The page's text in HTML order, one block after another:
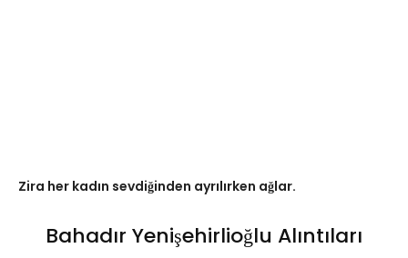
Zira her kadın sevdiğinden ayrılırken ağlar.
Bahadır Yenişehirlioğlu Alıntıları